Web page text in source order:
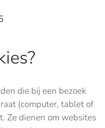
die bij een bezoek
(computer, tablet of
Ze dienen om websites